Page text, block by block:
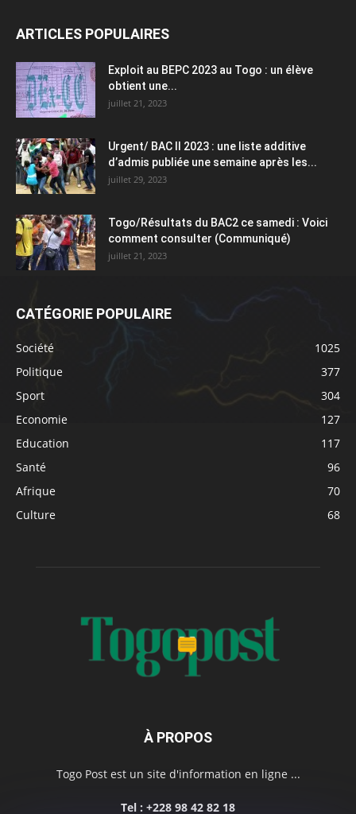
ARTICLES POPULAIRES
Exploit au BEPC 2023 au Togo : un élève
obtient une...
juillet 21, 2023
Urgent/ BAC II 2023 : une liste additive
d’admis publiée une semaine après les...
juillet 29, 2023
Togo/Résultats du BAC2 ce samedi : Voici
comment consulter (Communiqué)
juillet 21, 2023
CATÉGORIE POPULAIRE
Société
1025
Politique
377
Sport
304
Economie
127
Education
117
Santé
96
Afrique
70
Culture
68
À PROPOS
Togo Post est un site d'information en ligne ...
Tel : +228 98 42 82 18